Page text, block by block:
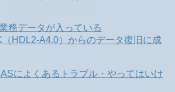
務データが入っている
（HDL2-A4.0）からのデータ復旧に成
によくあるトラブル・やってはいけ